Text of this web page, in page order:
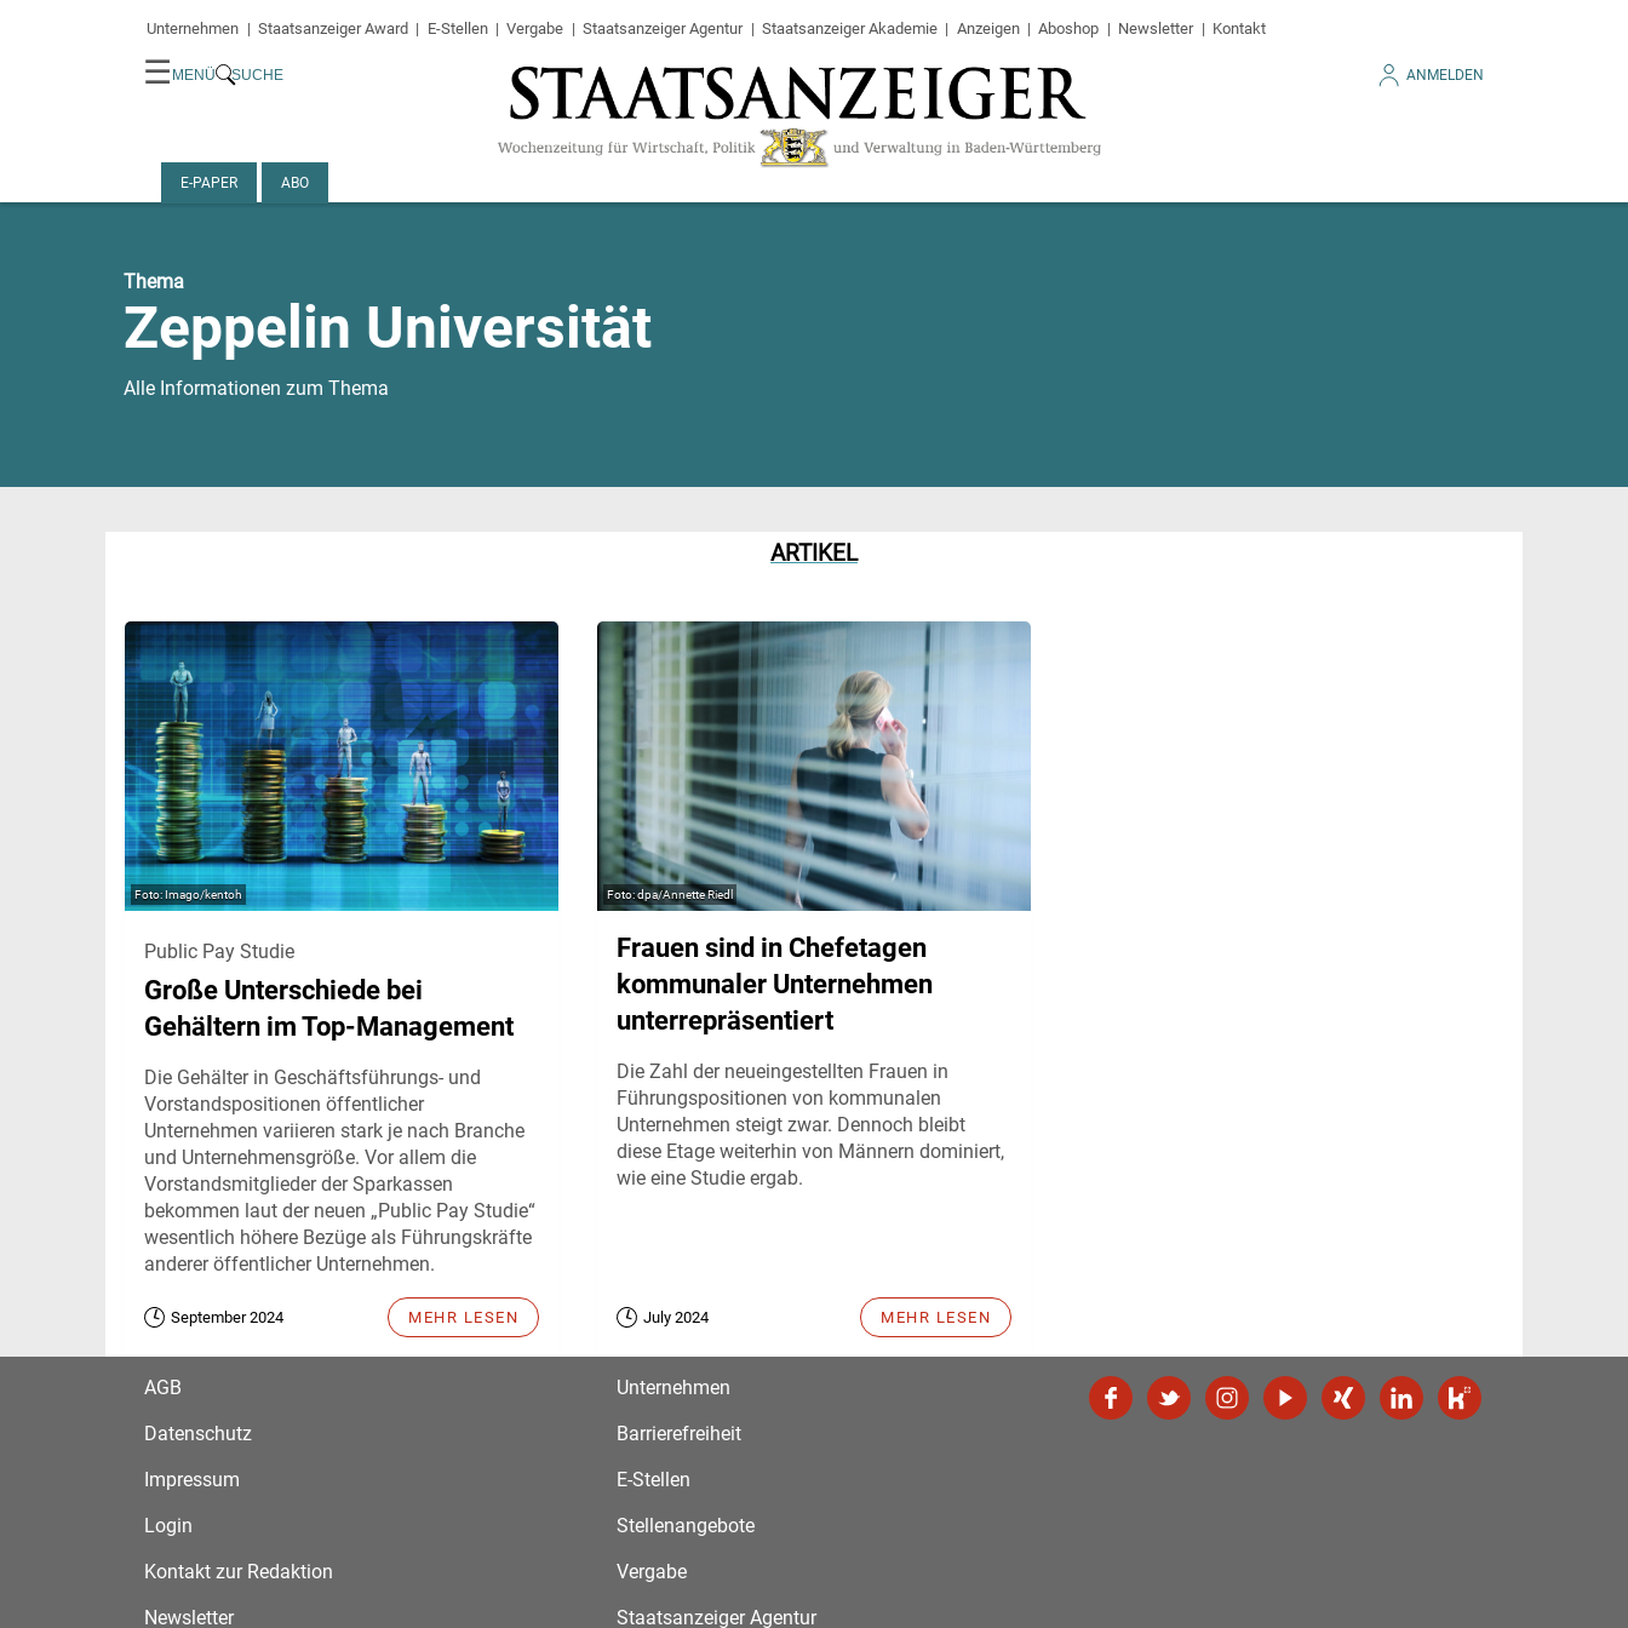
Unternehmen Staatsanzeiger Award E-Stellen Vergabe Staatsanzeiger Agentur Staatsanzeiger Akademie Anzeigen Aboshop Newsletter Kontakt
☰ MENÜ SUCHE ANMELDEN
E-PAPER ABO
Thema
Zeppelin Universität
Alle Informationen zum Thema
ARTIKEL
Imago/kentoh
Public Pay Studie
Große Unterschiede bei
Gehältern im Top-Management
Die Gehälter in Geschäftsführungs- und
Vorstandspositionen öffentlicher
Unternehmen variieren stark je nach Branche
und Unternehmensgröße. Vor allem die
Vorstandsmitglieder der Sparkassen
bekommen laut der neuen „Public Pay Studie“
wesentlich höhere Bezüge als Führungskräfte
anderer öffentlicher Unternehmen.
September 2024 MEHR LESEN
dpa/Annette Riedl
Frauen sind in Chefetagen
kommunaler Unternehmen
unterrepräsentiert
Die Zahl der neueingestellten Frauen in
Führungspositionen von kommunalen
Unternehmen steigt zwar. Dennoch bleibt
diese Etage weiterhin von Männern dominiert,
wie eine Studie ergab.
July 2024 MEHR LESEN
AGB
Datenschutz
Impressum
Login
Kontakt zur Redaktion
Newsletter
Unternehmen
Barrierefreiheit
E-Stellen
Stellenangebote
Vergabe
Staatsanzeiger Agentur